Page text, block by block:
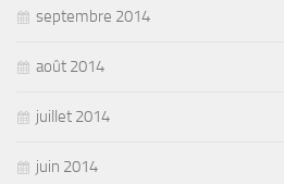
septembre 2014
août 2014
juillet 2014
juin 2014